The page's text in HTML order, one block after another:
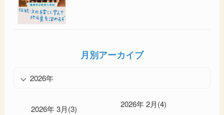
月別アーカイブ
2026年
2026年 3月(3) 2026年 2月(4)